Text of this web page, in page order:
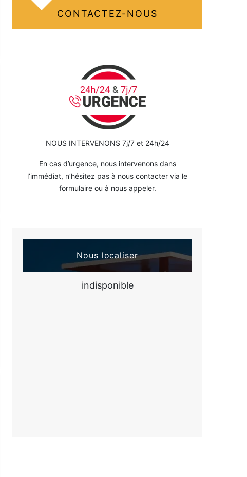
CONTACTEZ-NOUS
NOUS INTERVENONS 7j/7 et 24h/24
En cas d’urgence, nous intervenons dans
l’immédiat, n’hésitez pas à nous contacter via le
formulaire ou à nous appeler.
Nous localiser
indisponible